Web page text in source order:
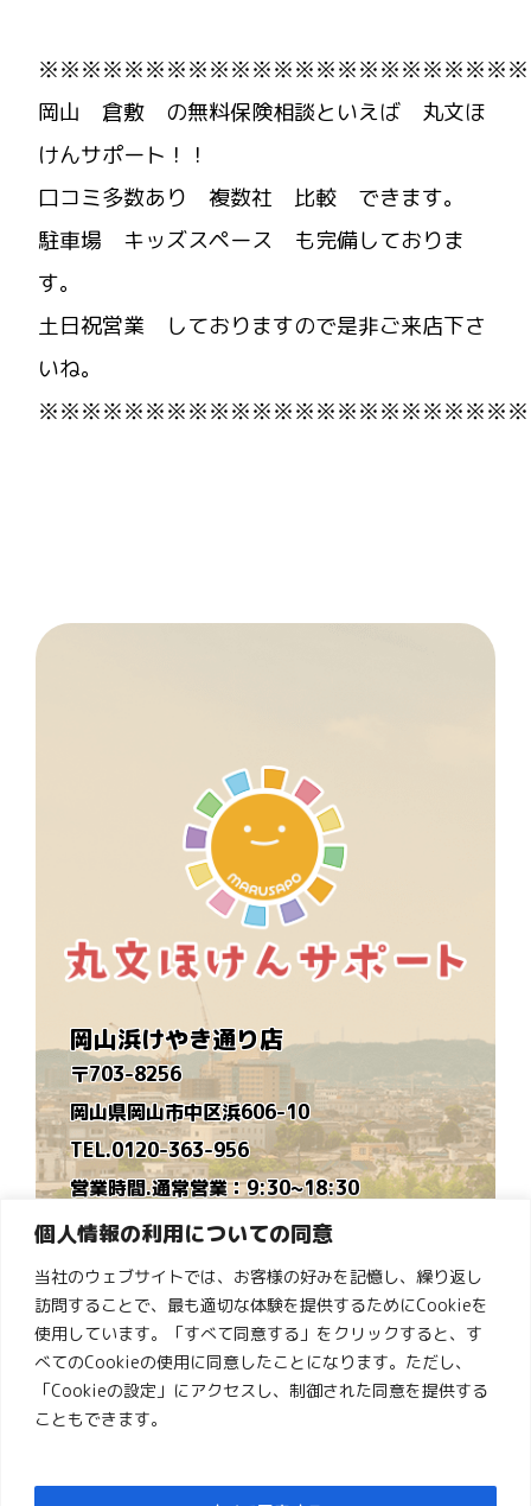
個人情報の利用についての同意
当社のウェブサイトでは、お客様の好みを記憶し、繰り返し
訪問することで、最も適切な体験を提供するためにCookieを
使用しています。「すべて同意する」をクリックすると、す
べてのCookieの使用に同意したことになります。ただし、
「Cookieの設定」にアクセスし、制御された同意を提供する
こともできます。
岡山 倉敷 の無料保険相談といえば 丸文ほ
けんサポート！！
口コミ多数あり 複数社 比較 できます。
駐車場 キッズスペース も完備しておりま
す。
土日祝営業 しておりますので是非ご来店下さ
いね。
岡山浜けやき通り店
〒703-8256
岡山県岡山市中区浜606-10
TEL.0120-363-956
営業時間.通常営業：9:30~18:30
時短営業：9:30~16:30
※毎月営業カレンダーを作ります
定休日.水曜日
ゆめタウン倉敷店
〒710-0834
岡山県倉敷市笹沖1274-1ゆめタウン倉敷１階
営業時間.10:00~19:00